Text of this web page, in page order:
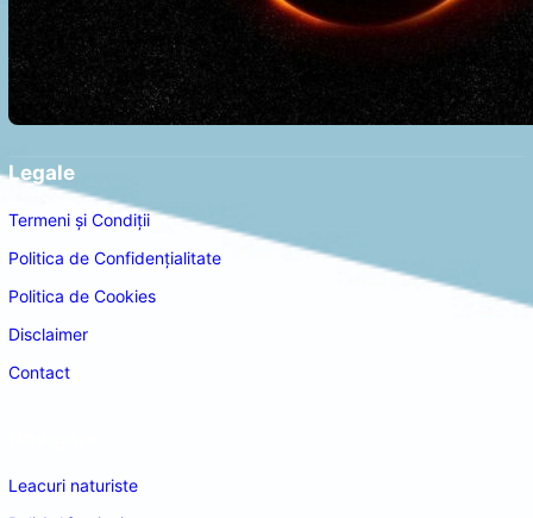
Legale
Termeni și Condiții
Politica de Confidențialitate
Politica de Cookies
Disclaimer
Contact
Leacuri naturiste